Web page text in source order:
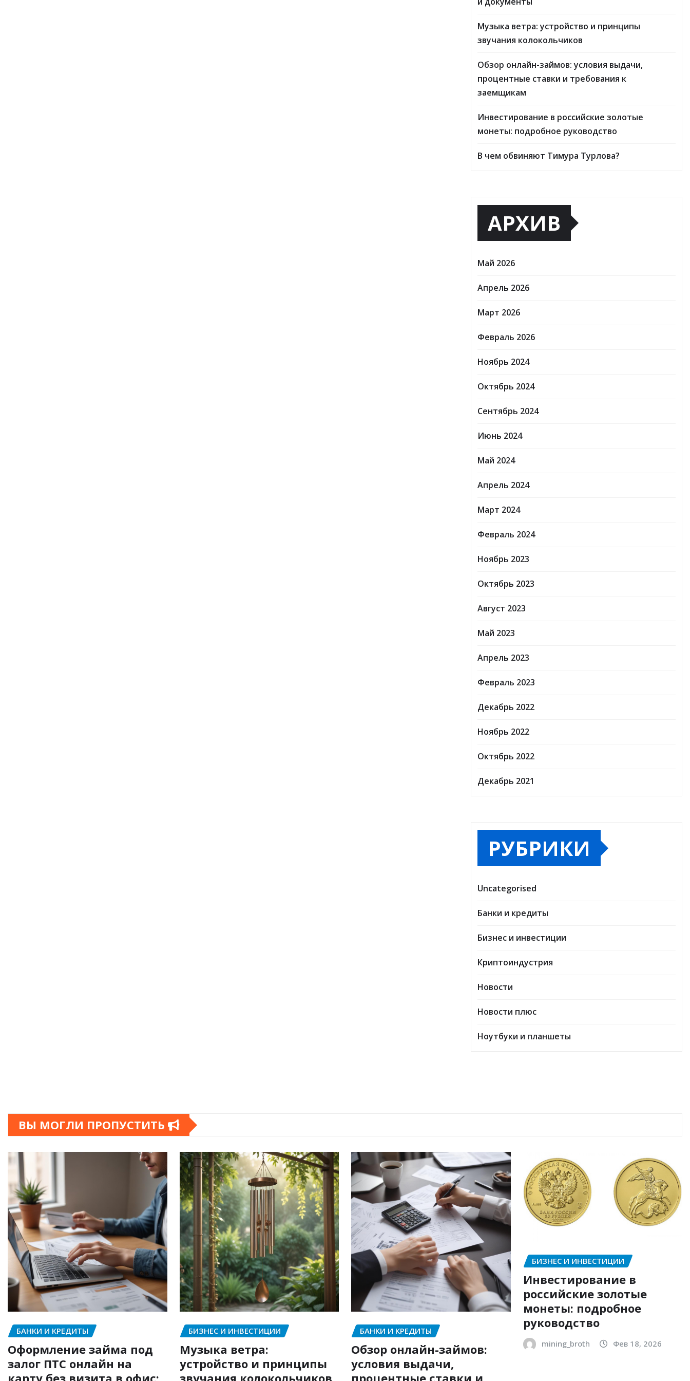
Музыка ветра: устройство и принципы
звучания колокольчиков
Обзор онлайн-займов: условия выдачи,
процентные ставки и требования к
заемщикам
Инвестирование в российские золотые
монеты: подробное руководство
В чем обвиняют Тимура Турлова?
АРХИВ
Май 2026
Апрель 2026
Март 2026
Февраль 2026
Ноябрь 2024
Октябрь 2024
Сентябрь 2024
Июнь 2024
Май 2024
Апрель 2024
Март 2024
Февраль 2024
Ноябрь 2023
Октябрь 2023
Август 2023
Май 2023
Апрель 2023
Февраль 2023
Декабрь 2022
Ноябрь 2022
Октябрь 2022
Декабрь 2021
РУБРИКИ
Uncategorised
Банки и кредиты
Бизнес и инвестиции
Криптоиндустрия
Новости
Новости плюс
Ноутбуки и планшеты
ВЫ МОГЛИ ПРОПУСТИТЬ
БАНКИ И КРЕДИТЫ
Оформление займа под
залог ПТС онлайн на
БИЗНЕС И ИНВЕСТИЦИИ
Музыка ветра:
устройство и принципы
БАНКИ И КРЕДИТЫ
Обзор онлайн-займов:
условия выдачи,
БИЗНЕС И ИНВЕСТИЦИИ
Инвестирование в
российские золотые
монеты: подробное
руководство
mining_broth Фев 18, 2026